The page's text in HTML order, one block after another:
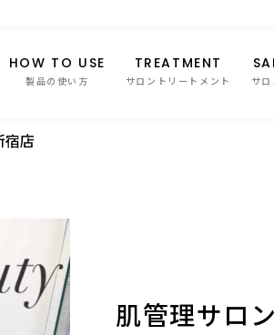
HOW TO USE
製品の使い方
TREATMENT
サロントリートメント サ
宿店
肌管理サロ